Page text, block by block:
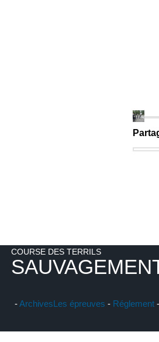
COURSE DES TERRILS
-ArchivesLes épreuves - Réglement -